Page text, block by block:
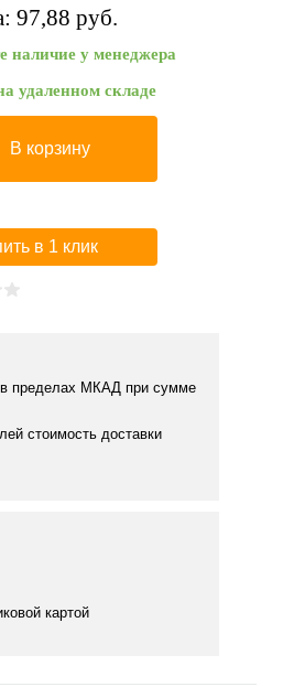
97,88 pуб.
наличие у менеджера
удаленном складе
В корзину
в 1 клик
в пределах МКАД при сумме
стоимость доставки
картой